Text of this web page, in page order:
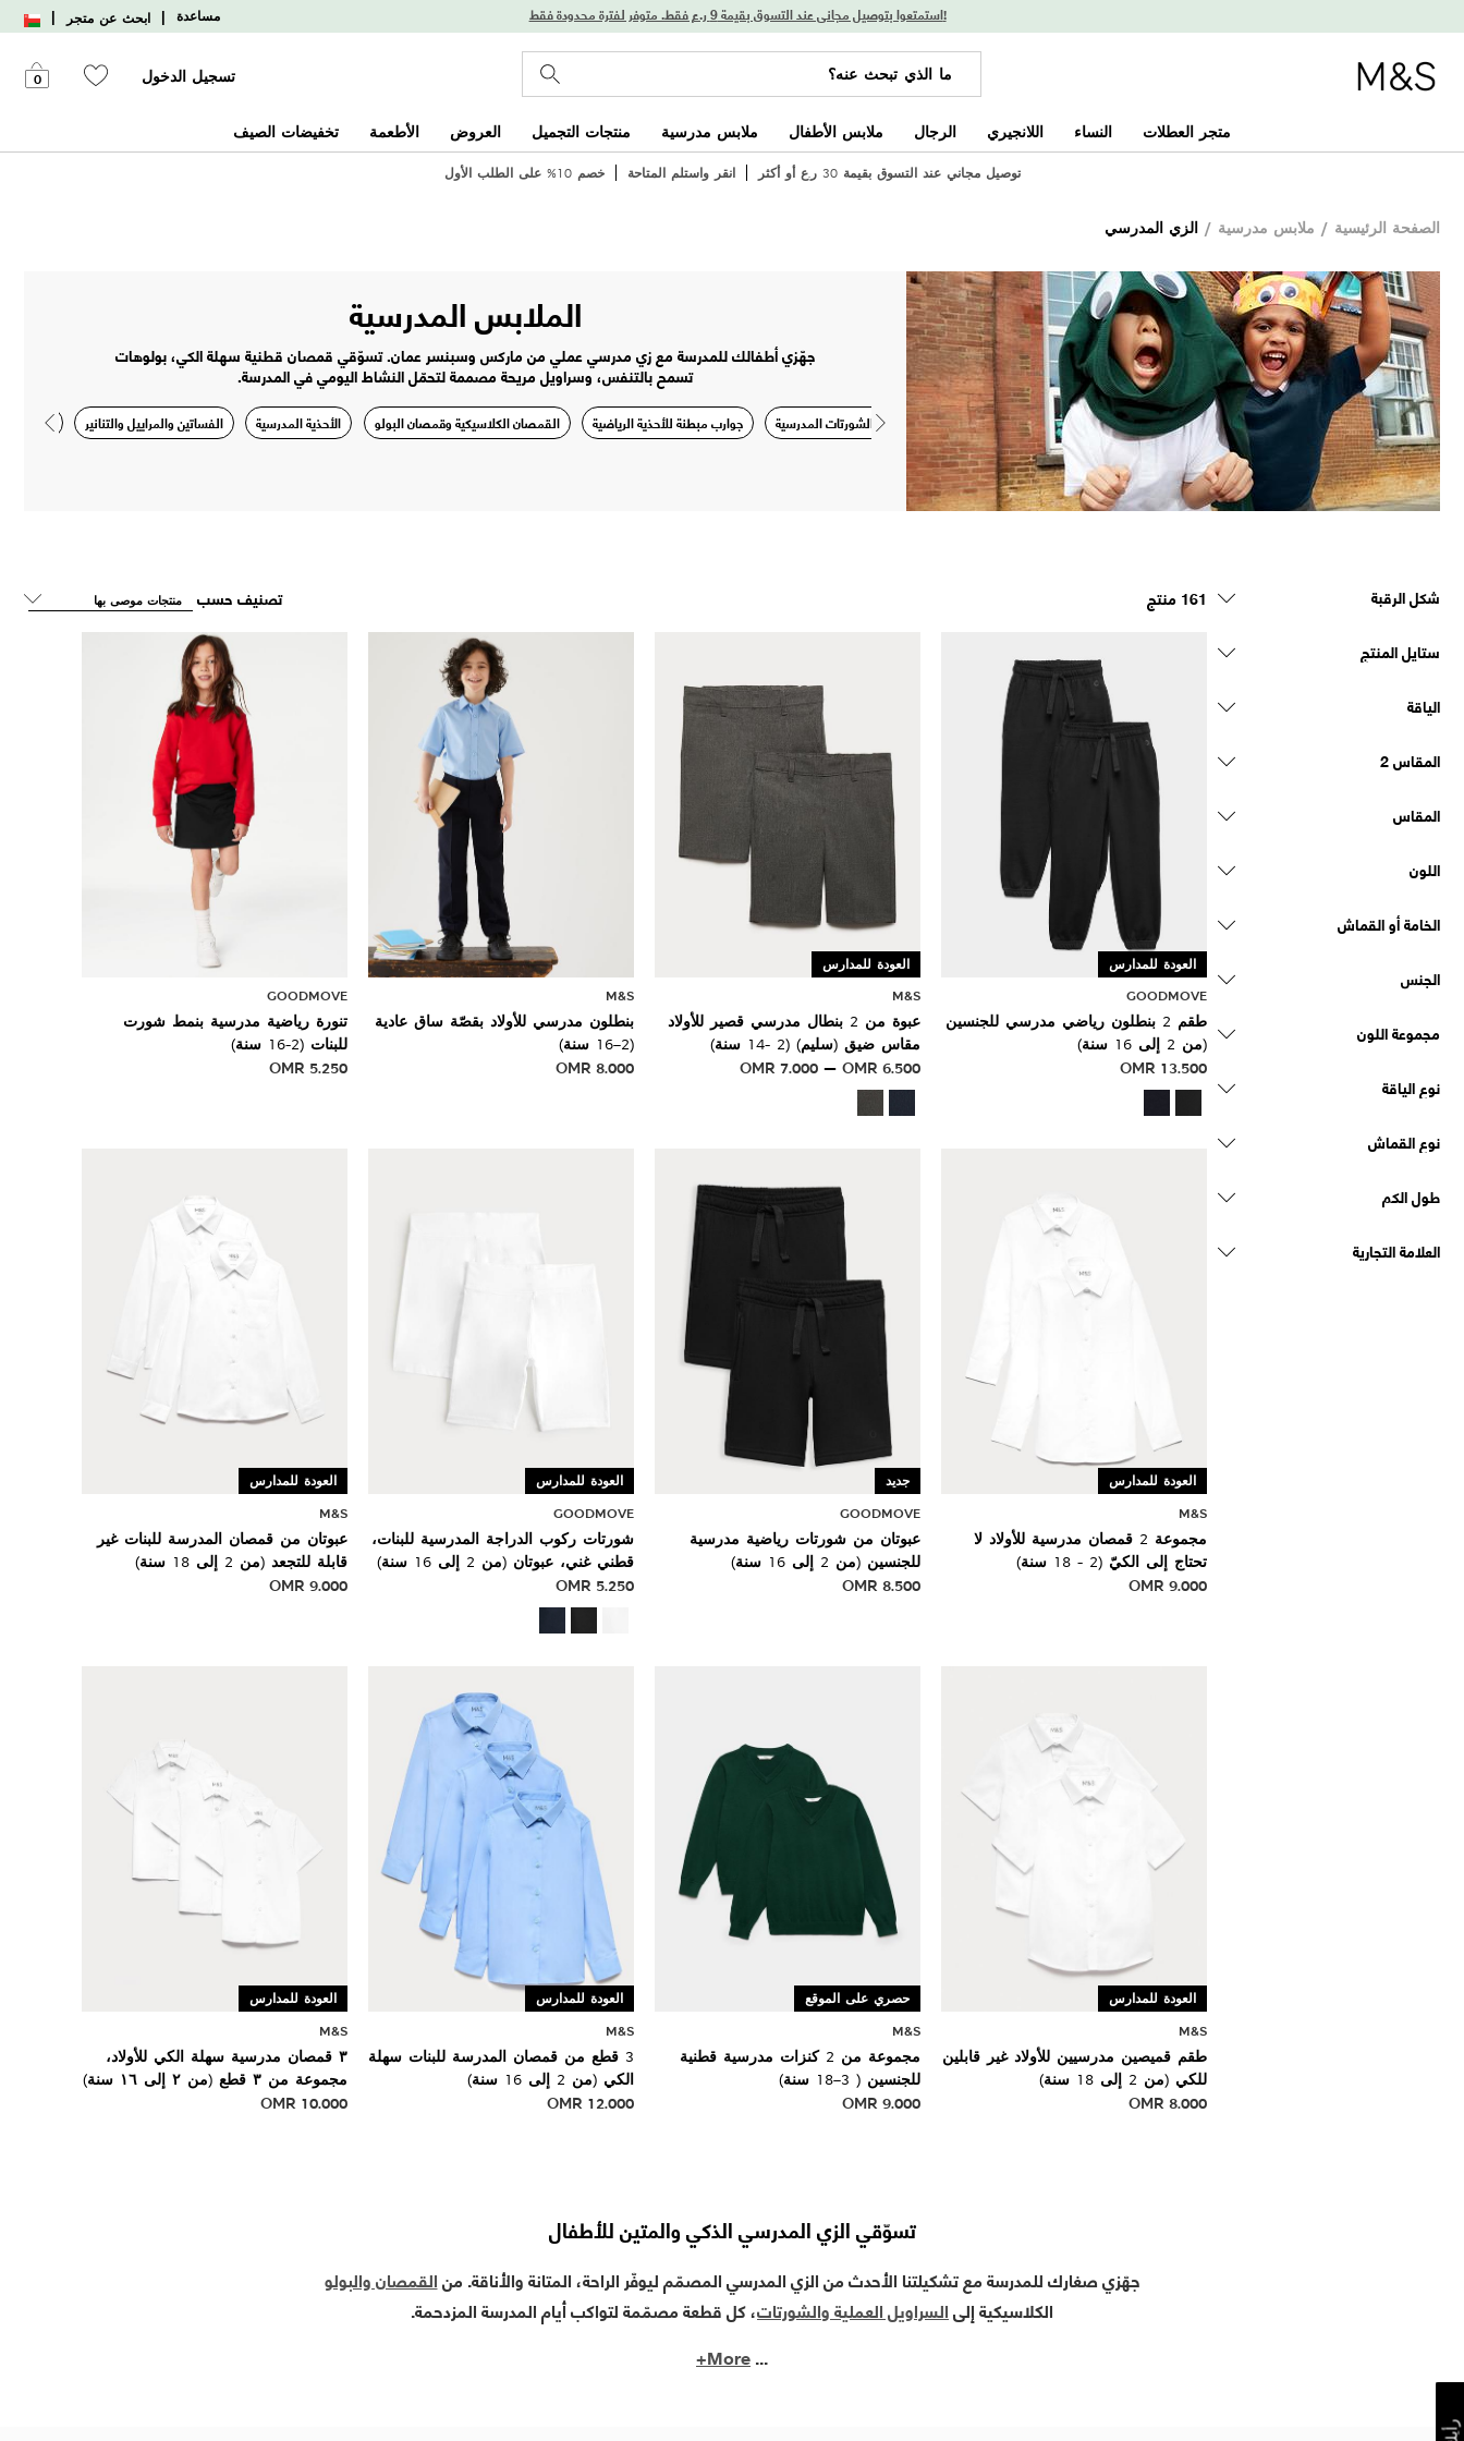
استمتعوا بتوصيل مجاني عند التسوق بقيمة 9 ر.ع فقط. متوفر لفترة محدودة فقط! مساعدة | ابحث عن متجر |
تسجيل الدخول 0
متجر العطلات النساء اللانجيري الرجال ملابس الأطفال ملابس مدرسية منتجات التجميل العروض الأطعمة تخفيضات الصيف
توصيل مجاني عند التسوق بقيمة 30 ر.ع أو أكثر انقر واستلم المتاحة خصم 10% على الطلب الأول
الصفحة الرئيسية / ملابس مدرسية / الزي المدرسي
الملابس المدرسية
جهّزي أطفالك للمدرسة مع زي مدرسي عملي من ماركس وسبنسر عمان. تسوّقي قمصان قطنية سهلة الكي، بولوهات
تسمح بالتنفس، وسراويل مريحة مصممة لتحمّل النشاط اليومي في المدرسة.
جميع الفساتين والمراييل والتنانير الأحذية المدرسية القمصان الكلاسيكية وقمصان البولو جوارب مبطنة للأحذية الرياضية البناطيل والشورتات المدرسية منتجات متعددة القطع
شكل الرقبة
ستايل المنتج
الياقة
المقاس 2
المقاس
اللون
الخامة أو القماش
الجنس
مجموعة اللون
نوع الياقة
نوع القماش
طول الكم
العلامة التجارية
161 منتج تصنيف حسب
العودة للمدارس
GOODMOVE
طقم 2 بنطلون رياضي مدرسي للجنسين
(من 2 إلى 16 سنة)
OMR 13.500
العودة للمدارس
M&S
عبوة من 2 بنطال مدرسي قصير للأولاد
مقاس ضيق (سليم) (2 -14 سنة)
OMR 6.500
OMR 7.000
M&S
بنطلون مدرسي للأولاد بقصّة ساق عادية
(2–16 سنة)
OMR 8.000
GOODMOVE
تنورة رياضية مدرسية بنمط شورت
للبنات (2-16 سنة)
OMR 5.250
العودة للمدارس
M&S
مجموعة 2 قمصان مدرسية للأولاد لا
تحتاج إلى الكيّ (2 - 18 سنة)
OMR 9.000
جديد
GOODMOVE
عبوتان من شورتات رياضية مدرسية
للجنسين (من 2 إلى 16 سنة)
OMR 8.500
العودة للمدارس
GOODMOVE
شورتات ركوب الدراجة المدرسية للبنات،
قطني غني، عبوتان (من 2 إلى 16 سنة)
OMR 5.250
العودة للمدارس
M&S
عبوتان من قمصان المدرسة للبنات غير
قابلة للتجعد (من 2 إلى 18 سنة)
OMR 9.000
العودة للمدارس
M&S
طقم قميصين مدرسيين للأولاد غير قابلين
للكي (من 2 إلى 18 سنة)
OMR 8.000
حصري على الموقع
M&S
مجموعة من 2 كنزات مدرسية قطنية
للجنسين ( 3–18 سنة)
OMR 9.000
العودة للمدارس
M&S
3 قطع من قمصان المدرسة للبنات سهلة
الكي (من 2 إلى 16 سنة)
OMR 12.000
العودة للمدارس
M&S
٣ قمصان مدرسية سهلة الكي للأولاد،
مجموعة من ٣ قطع (من ٢ إلى ١٦ سنة)
OMR 10.000
تسوّقي الزي المدرسي الذكي والمتين للأطفال
جهّزي صغارك للمدرسة مع تشكيلتنا الأحدث من الزي المدرسي المصمّم ليوفّر الراحة، المتانة والأناقة. منالقمصان والبولو
الكلاسيكية إلىالسراويل العملية والشورتات، كل قطعة مصمّمة لتواكب أيام المدرسة المزدحمة.
...
More+
رأيك